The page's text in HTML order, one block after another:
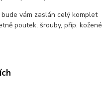
vám zaslán celý komplet
poutek, šrouby, příp. kožené